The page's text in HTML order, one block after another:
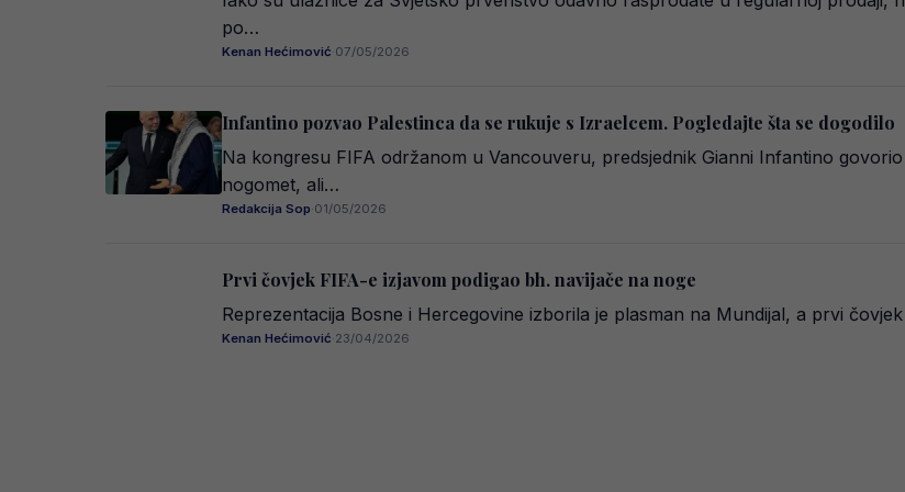
po…
Kenan Hećimović·07/05/2026
Infantino pozvao Palestinca da se rukuje s Izraelcem. Pogledajte šta se dogodilo
Na kongresu FIFA održanom u Vancouveru, predsjednik Gianni Infantino
nogomet, ali…
Redakcija Sop·01/05/2026
Prvi čovjek FIFA-e izjavom podigao bh. navijače na noge
Reprezentacija Bosne i Hercegovine izborila je plasman na Mundijal, a prvi
Kenan Hećimović·23/04/2026